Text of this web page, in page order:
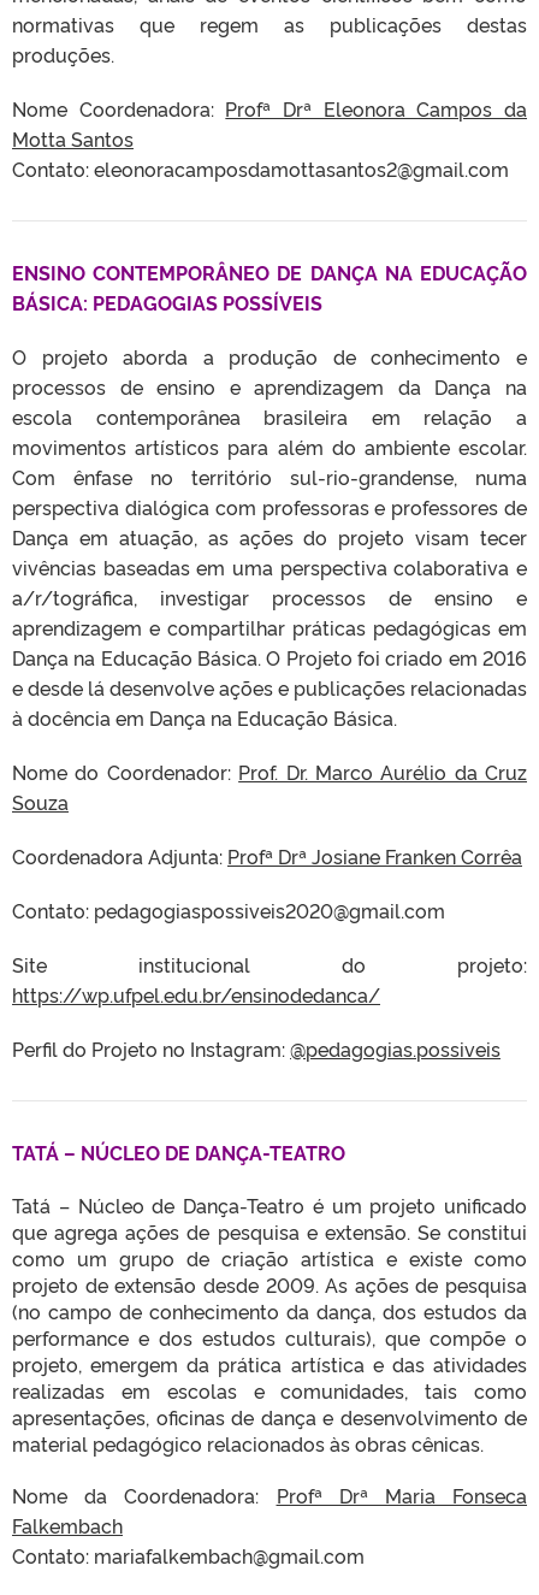
normativas que regem as publicações destas
produções.
Nome Coordenadora: Profª Drª Eleonora Campos da
Motta Santos
Contato: eleonoracamposdamottasantos2@gmail.com
ENSINO CONTEMPORÂNEO DE DANÇA NA EDUCAÇÃO
BÁSICA: PEDAGOGIAS POSSÍVEIS
O projeto aborda a produção de conhecimento e
processos de ensino e aprendizagem da Dança na
escola contemporânea brasileira em relação a
movimentos artísticos para além do ambiente escolar.
Com ênfase no território sul-rio-grandense, numa
perspectiva dialógica com professoras e professores de
Dança em atuação, as ações do projeto visam tecer
vivências baseadas em uma perspectiva colaborativa e
a/r/tográfica, investigar processos de ensino e
aprendizagem e compartilhar práticas pedagógicas em
Dança na Educação Básica. O Projeto foi criado em 2016
e desde lá desenvolve ações e publicações relacionadas
à docência em Dança na Educação Básica.
Nome do Coordenador: Prof. Dr. Marco Aurélio da Cruz
Souza
Coordenadora Adjunta: Profª Drª Josiane Franken Corrêa
Contato: pedagogiaspossiveis2020@gmail.com
Site institucional do projeto:
https://wp.ufpel.edu.br/ensinodedanca/
Perfil do Projeto no Instagram:@pedagogias.possiveis
TATÁ – NÚCLEO DE DANÇA-TEATRO
Tatá – Núcleo de Dança-Teatro é um projeto unificado
que agrega ações de pesquisa e extensão. Se constitui
como um grupo de criação artística e existe como
projeto de extensão desde 2009. As ações de pesquisa
(no campo de conhecimento da dança, dos estudos da
performance e dos estudos culturais), que compõe o
projeto, emergem da prática artística e das atividades
realizadas em escolas e comunidades, tais como
apresentações, oficinas de dança e desenvolvimento de
material pedagógico relacionados às obras cênicas.
Nome da Coordenadora: Profª Drª Maria Fonseca
Falkembach
Contato: mariafalkembach@gmail.com